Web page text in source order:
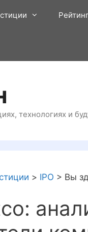
технологиях и
> IPO > Вы